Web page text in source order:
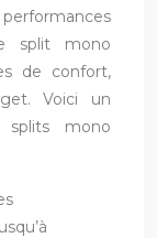
split mono
de confort,
Voici un
mono